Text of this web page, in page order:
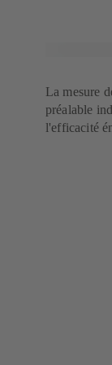
La mesure
préalable
l'efficacité